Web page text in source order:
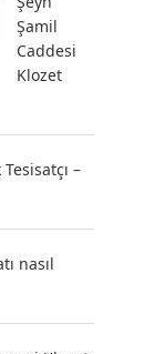
Şamil
Caddesi
Klozet
–
nasıl